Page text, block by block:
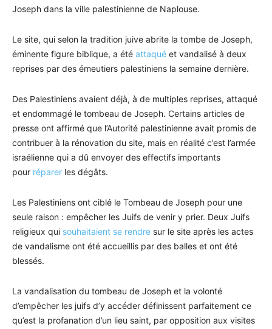
Joseph dans la ville palestinienne de Naplouse.
Le site, qui selon la tradition juive abrite la tombe de Joseph,
éminente figure biblique, a été attaqué et vandalisé à deux
reprises par des émeutiers palestiniens la semaine dernière.
Des Palestiniens avaient déjà, à de multiples reprises, attaqué
et endommagé le tombeau de Joseph. Certains articles de
presse ont affirmé que l’Autorité palestinienne avait promis de
contribuer à la rénovation du site, mais en réalité c’est l’armée
israélienne qui a dû envoyer des effectifs importants
pour réparer les dégâts.
Les Palestiniens ont ciblé le Tombeau de Joseph pour une
seule raison : empêcher les Juifs de venir y prier. Deux Juifs
religieux qui souhaitaient se rendre sur le site après les actes
de vandalisme ont été accueillis par des balles et ont été
blessés.
La vandalisation du tombeau de Joseph et la volonté
d’empêcher les juifs d’y accéder définissent parfaitement ce
qu’est la profanation d’un lieu saint, par opposition aux visites